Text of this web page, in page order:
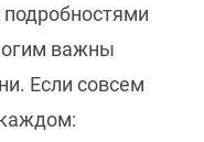
подробностями
важны
Если совсем